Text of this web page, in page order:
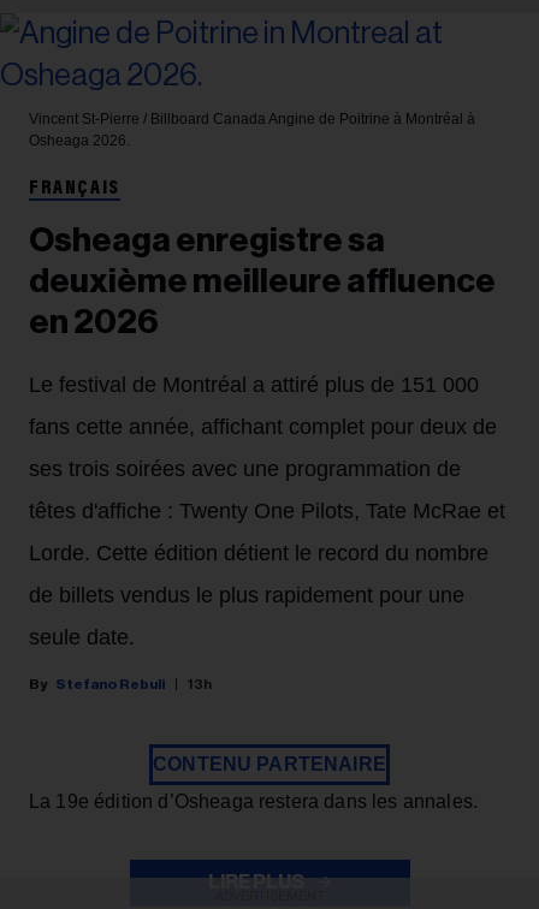
Vincent St-Pierre / Billboard Canada Angine de Poitrine à Montréal à
Osheaga 2026.
FRANÇAIS
Osheaga enregistre sa
deuxième meilleure affluence
en 2026
Le festival de Montréal a attiré plus de 151 000
fans cette année, affichant complet pour deux de
ses trois soirées avec une programmation de
têtes d'affiche : Twenty One Pilots, Tate McRae et
Lorde. Cette édition détient le record du nombre
de billets vendus le plus rapidement pour une
seule date.
Stefano Rebuli 13h
CONTENU PARTENAIRE
La 19e édition d’Osheaga restera dans les annales.
LIRE PLUS